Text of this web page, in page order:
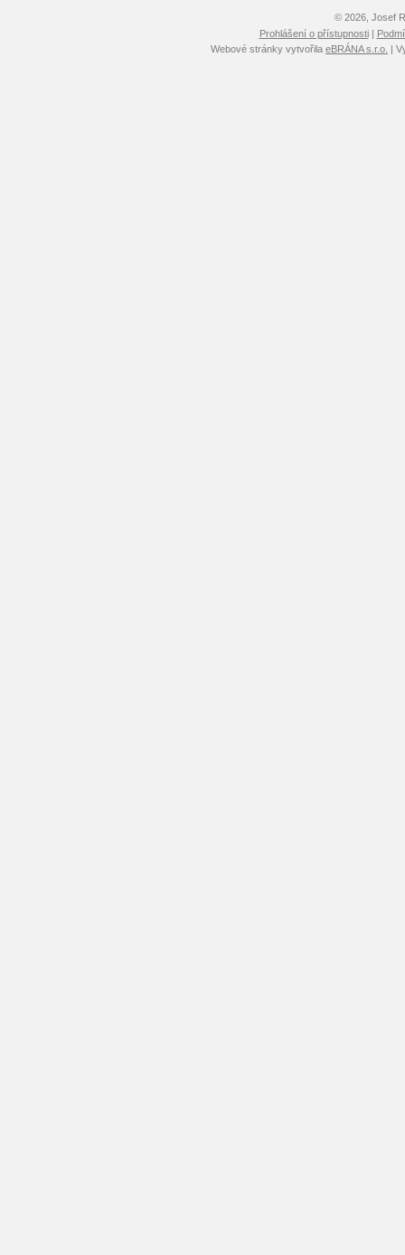
© 2026, Josef
Prohlášení o přístupnosti|
Webové stránky vytvořila eBRÁNA s.r.o. |